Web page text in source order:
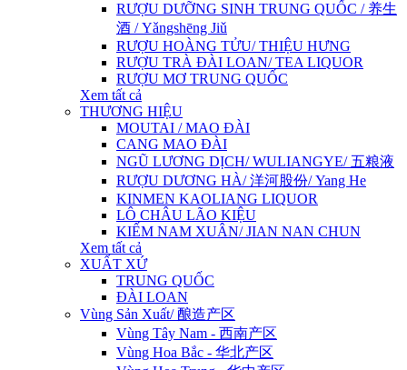
RƯỢU DƯỠNG SINH TRUNG QUỐC / 养生
酒 / Yǎngshēng Jiǔ
RƯỢU HOÀNG TỬU/ THIỆU HƯNG
RƯỢU TRÀ ĐÀI LOAN/ TEA LIQUOR
RƯỢU MƠ TRUNG QUỐC
Xem tất cả
THƯƠNG HIỆU
MOUTAI / MAO ĐÀI
CANG MAO ĐÀI
NGŨ LƯƠNG DỊCH/ WULIANGYE/ 五粮液
RƯỢU DƯƠNG HÀ/ 洋河股份/ Yang He
KINMEN KAOLIANG LIQUOR
LÔ CHÂU LÃO KIỆU
KIẾM NAM XUÂN/ JIAN NAN CHUN
Xem tất cả
XUẤT XỨ
TRUNG QUỐC
ĐÀI LOAN
Vùng Sản Xuất/ 酿造产区
Vùng Tây Nam - 西南产区
Vùng Hoa Bắc - 华北产区